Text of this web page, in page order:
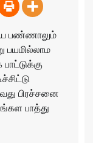
பண்ணாலும்
பயமில்லாம
பிரச்சனை
பாத்து